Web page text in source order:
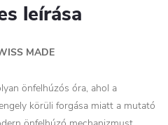
leírása
MADE
önfelhúzós óra, ahol a
körüli forgása miatt a mutató